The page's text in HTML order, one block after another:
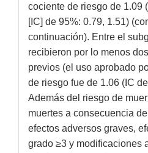
cociente de riesgo de 1.09
[IC] de 95%: 0.79, 1.51)
continuación). Entre el
recibieron por lo menos
previos (el uso aprobado
de riesgo fue de 1.06 (IC
Además del riesgo de
muertes a consecuencia
efectos adversos graves,
grado ≥3 y modificaciones